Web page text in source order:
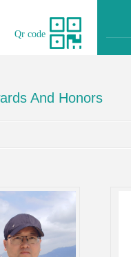
Qr code
And Honors